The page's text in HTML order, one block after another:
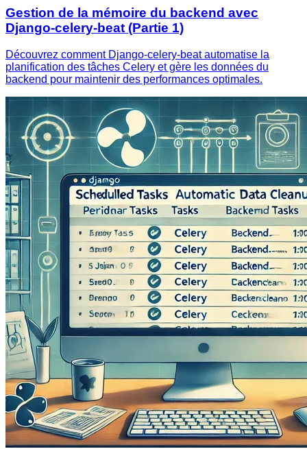
Gestion de la mémoire du backend avec
Django-celery-beat (Partie 1)
Découvrez comment Django-celery-beat automatise la
planification des tâches Celery et gère les données du
backend pour maintenir des performances optimales.